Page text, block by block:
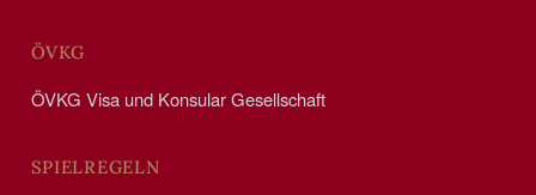
ÖVKG
ÖVKG Visa und Konsular Gesellschaft
SPIELREGELN